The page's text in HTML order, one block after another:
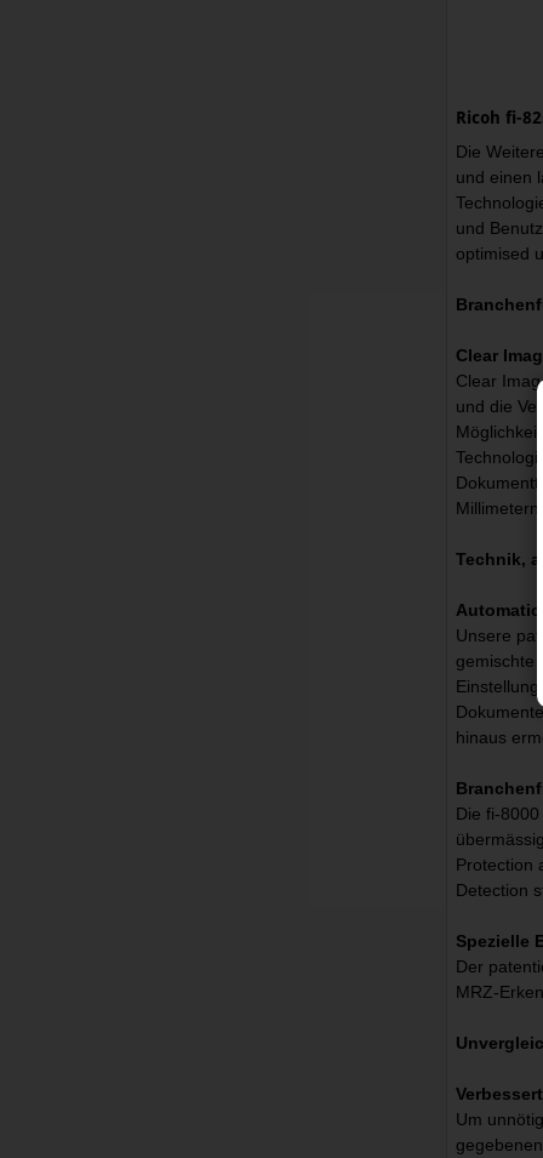
Ricoh fi-
Die
und einen
und
optimised
Clear
Clear
und die
Technik,
Unsere
gemischte
hinaus
Die fi-
Protection
Detection
Spezielle
Der
MRZ-
Um